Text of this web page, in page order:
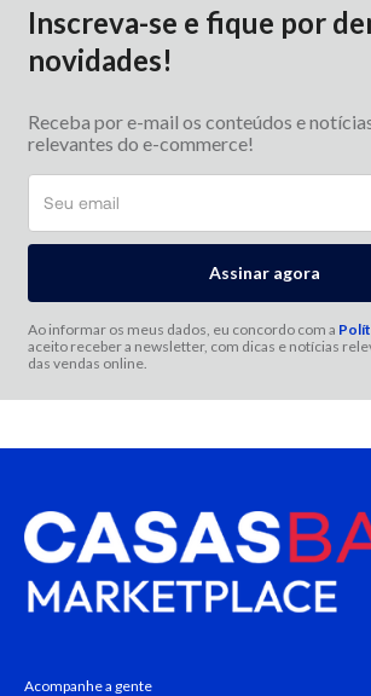
Inscreva-se e fique por
novidades!
Receba por e-mail os conteúdos e
relevantes do e-commerce!
Ao informar os meus dados, eu concordo com a
aceito receber a newsletter, com dicas e notícias
das vendas online.
Acompanhe a gente